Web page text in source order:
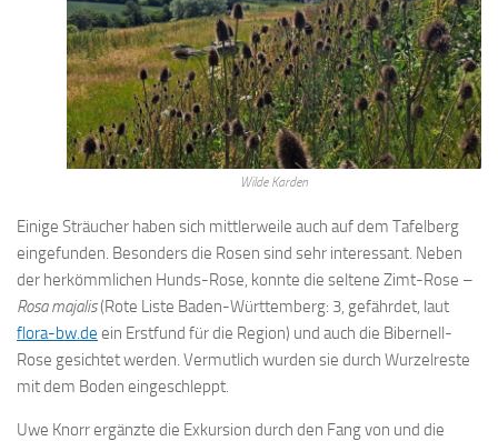
Wilde Karden
Einige Sträucher haben sich mittlerweile auch auf dem Tafelberg
eingefunden. Besonders die Rosen sind sehr interessant. Neben
der herkömmlichen Hunds-Rose, konnte die seltene Zimt-Rose –
Rosa majalis(Rote Liste Baden-Württemberg: 3, gefährdet, laut
flora-bw.de ein Erstfund für die Region) und auch die Bibernell-
Rose gesichtet werden. Vermutlich wurden sie durch Wurzelreste
mit dem Boden eingeschleppt.
Uwe Knorr ergänzte die Exkursion durch den Fang von und die